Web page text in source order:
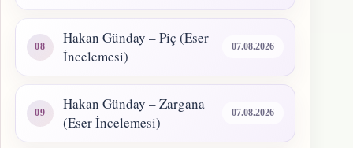
Hakan Günday – Piç (Eser
İncelemesi)
07.08.2026
Hakan Günday – Zargana
(Eser İncelemesi)
07.08.2026